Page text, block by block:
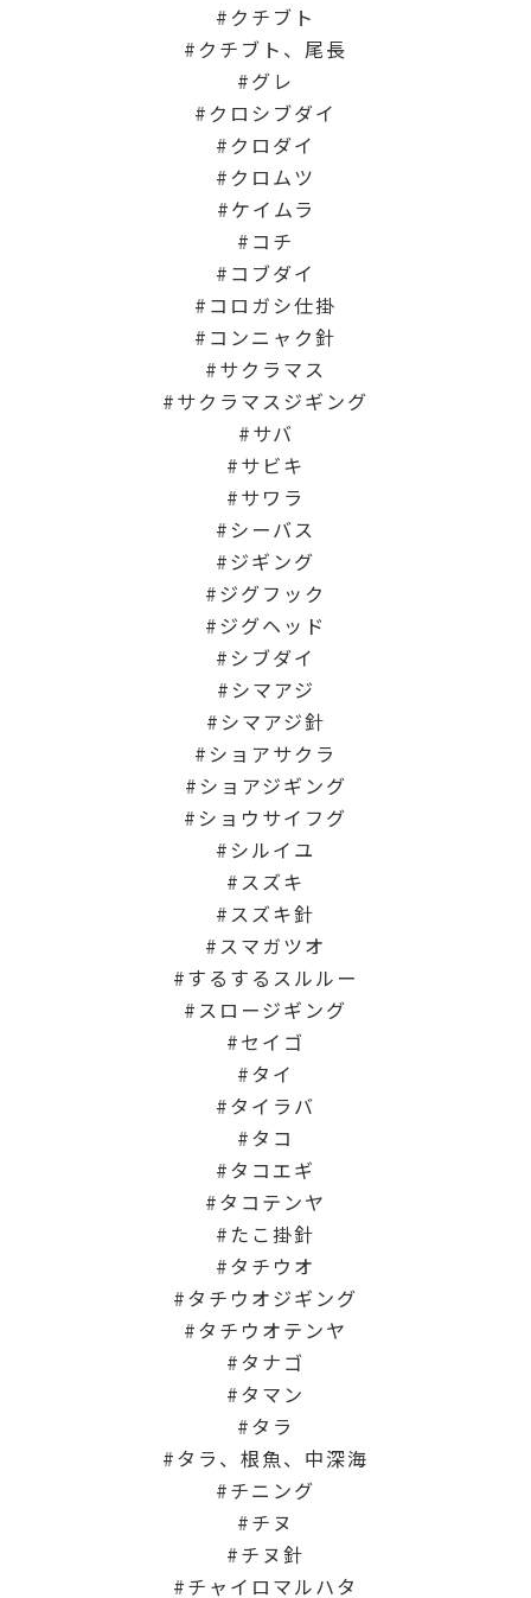
クチブト
クチブト、尾長
グレ
クロシブダイ
クロダイ
クロムツ
ケイムラ
コチ
コブダイ
コロガシ仕掛
コンニャク針
サクラマス
サクラマスジギング
サバ
サビキ
サワラ
シーバス
ジギング
ジグフック
ジグヘッド
シブダイ
シマアジ
シマアジ針
ショアサクラ
ショアジギング
ショウサイフグ
シルイユ
スズキ
スズキ針
スマガツオ
するするスルルー
スロージギング
セイゴ
タイ
タイラバ
タコ
タコエギ
タコテンヤ
たこ掛針
タチウオ
タチウオジギング
タチウオテンヤ
タナゴ
タマン
タラ
タラ、根魚、中深海
チニング
チヌ
チヌ針
チャイロマルハタ